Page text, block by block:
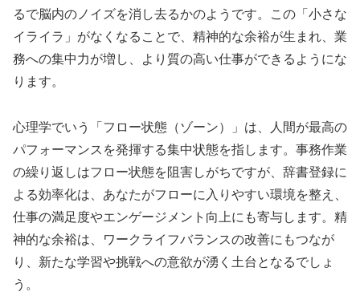
るで脳内のノイズを消し去るかのようです。この「小さな
イライラ」がなくなることで、精神的な余裕が生まれ、業
務への集中力が増し、より質の高い仕事ができるようにな
ります。
心理学でいう「フロー状態（ゾーン）」は、人間が最高の
パフォーマンスを発揮する集中状態を指します。事務作業
の繰り返しはフロー状態を阻害しがちですが、辞書登録に
よる効率化は、あなたがフローに入りやすい環境を整え、
仕事の満足度やエンゲージメント向上にも寄与します。精
神的な余裕は、ワークライフバランスの改善にもつなが
り、新たな学習や挑戦への意欲が湧く土台となるでしょ
う。